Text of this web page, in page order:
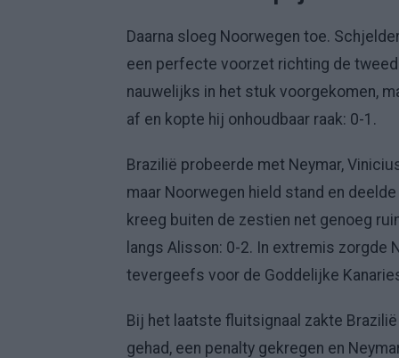
Daarna sloeg Noorwegen toe.
een perfecte voorzet richting de
nauwelijks in het stuk voorgekomen,
af en kopte hij onhoudbaar raak: 0-1.
Brazilië probeerde met Neymar,
maar Noorwegen hield stand en
kreeg buiten de zestien net genoeg
langs Alisson: 0-2. In extremis zorgde
tevergeefs voor de Goddelijke
Bij het laatste fluitsignaal zakte
gehad, een penalty gekregen en